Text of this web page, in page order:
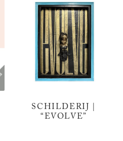
SCHILDERIJ |
“EVOLVE”